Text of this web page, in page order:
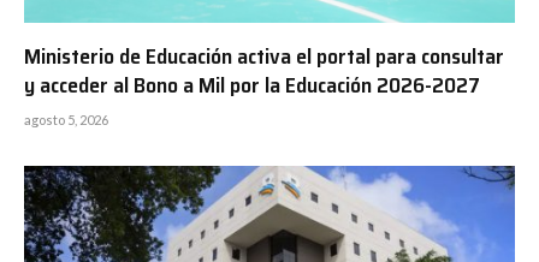
Ministerio de Educación activa el portal para consultar
y acceder al Bono a Mil por la Educación 2026-2027
agosto 5, 2026